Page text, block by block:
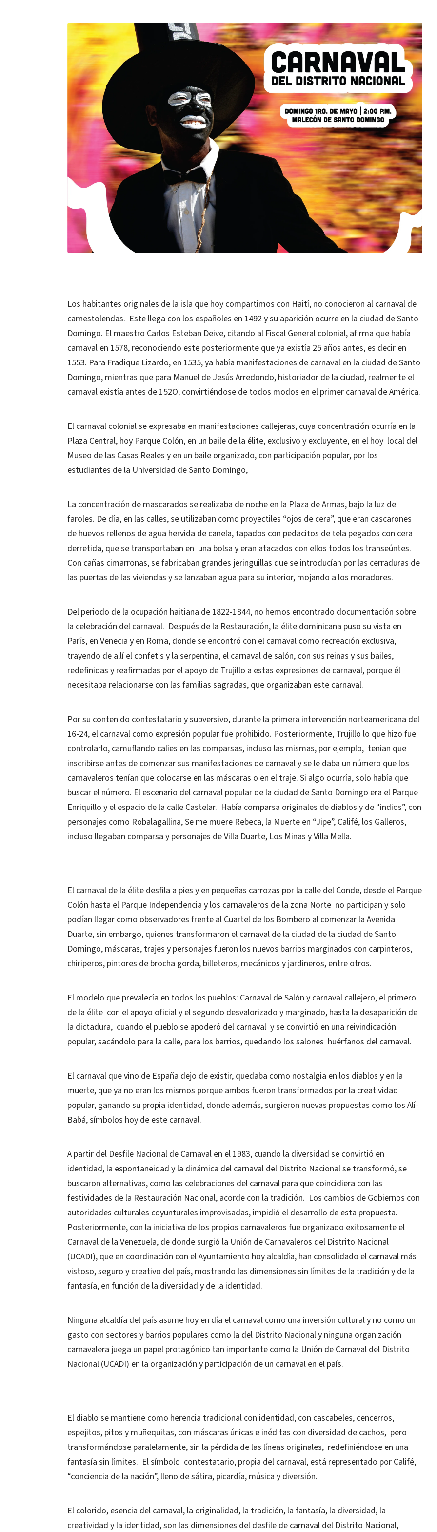
Los habitantes originales de la isla que hoy compartimos con Haití, no conocieron al carnaval de
carnestolendas. Este llega con los españoles en 1492 y su aparición ocurre en la ciudad de Santo
Domingo. El maestro Carlos Esteban Deive, citando al Fiscal General colonial, afirma que había
carnaval en 1578, reconociendo este posteriormente que ya existía 25 años antes, es decir en
1553. Para Fradique Lizardo, en 1535, ya había manifestaciones de carnaval en la ciudad de Santo
Domingo, mientras que para Manuel de Jesús Arredondo, historiador de la ciudad, realmente el
carnaval existía antes de 152O, convirtiéndose de todos modos en el primer carnaval de América.
El carnaval colonial se expresaba en manifestaciones callejeras, cuya concentración ocurría en la
Plaza Central, hoy Parque Colón, en un baile de la élite, exclusivo y excluyente, en el hoy local del
Museo de las Casas Reales y en un baile organizado, con participación popular, por los
estudiantes de la Universidad de Santo Domingo,
La concentración de mascarados se realizaba de noche en la Plaza de Armas, bajo la luz de
faroles. De día, en las calles, se utilizaban como proyectiles “ojos de cera”, que eran cascarones
de huevos rellenos de agua hervida de canela, tapados con pedacitos de tela pegados con cera
derretida, que se transportaban en una bolsa y eran atacados con ellos todos los transeúntes.
Con cañas cimarronas, se fabricaban grandes jeringuillas que se introducían por las cerraduras de
las puertas de las viviendas y se lanzaban agua para su interior, mojando a los moradores.
Del periodo de la ocupación haitiana de 1822-1844, no hemos encontrado documentación sobre
la celebración del carnaval. Después de la Restauración, la élite dominicana puso su vista en
París, en Venecia y en Roma, donde se encontró con el carnaval como recreación exclusiva,
trayendo de allí el confetis y la serpentina, el carnaval de salón, con sus reinas y sus bailes,
redefinidas y reafirmadas por el apoyo de Trujillo a estas expresiones de carnaval, porque él
necesitaba relacionarse con las familias sagradas, que organizaban este carnaval.
Por su contenido contestatario y subversivo, durante la primera intervención norteamericana del
16-24, el carnaval como expresión popular fue prohibido. Posteriormente, Trujillo lo que hizo fue
controlarlo, camuflando calíes en las comparsas, incluso las mismas, por ejemplo, tenían que
inscribirse antes de comenzar sus manifestaciones de carnaval y se le daba un número que los
carnavaleros tenían que colocarse en las máscaras o en el traje. Si algo ocurría, solo había que
buscar el número. El escenario del carnaval popular de la ciudad de Santo Domingo era el Parque
Enriquillo y el espacio de la calle Castelar. Había comparsa originales de diablos y de “indios”, con
personajes como Robalagallina, Se me muere Rebeca, la Muerte en “Jipe”, Califé, los Galleros,
incluso llegaban comparsa y personajes de Villa Duarte, Los Minas y Villa Mella.
El carnaval de la élite desfila a pies y en pequeñas carrozas por la calle del Conde, desde el Parque
Colón hasta el Parque Independencia y los carnavaleros de la zona Norte no participan y solo
podían llegar como observadores frente al Cuartel de los Bombero al comenzar la Avenida
Duarte, sin embargo, quienes transformaron el carnaval de la ciudad de la ciudad de Santo
Domingo, máscaras, trajes y personajes fueron los nuevos barrios marginados con carpinteros,
chiriperos, pintores de brocha gorda, billeteros, mecánicos y jardineros, entre otros.
El modelo que prevalecía en todos los pueblos: Carnaval de Salón y carnaval callejero, el primero
de la élite con el apoyo oficial y el segundo desvalorizado y marginado, hasta la desaparición de
la dictadura, cuando el pueblo se apoderó del carnaval y se convirtió en una reivindicación
popular, sacándolo para la calle, para los barrios, quedando los salones huérfanos del carnaval.
El carnaval que vino de España dejo de existir, quedaba como nostalgia en los diablos y en la
muerte, que ya no eran los mismos porque ambos fueron transformados por la creatividad
popular, ganando su propia identidad, donde además, surgieron nuevas propuestas como los Alí-
Babá, símbolos hoy de este carnaval.
A partir del Desfile Nacional de Carnaval en el 1983, cuando la diversidad se convirtió en
identidad, la espontaneidad y la dinámica del carnaval del Distrito Nacional se transformó, se
buscaron alternativas, como las celebraciones del carnaval para que coincidiera con las
festividades de la Restauración Nacional, acorde con la tradición. Los cambios de Gobiernos con
autoridades culturales coyunturales improvisadas, impidió el desarrollo de esta propuesta.
Posteriormente, con la iniciativa de los propios carnavaleros fue organizado exitosamente el
Carnaval de la Venezuela, de donde surgió la Unión de Carnavaleros del Distrito Nacional
(UCADI), que en coordinación con el Ayuntamiento hoy alcaldía, han consolidado el carnaval más
vistoso, seguro y creativo del país, mostrando las dimensiones sin límites de la tradición y de la
fantasía, en función de la diversidad y de la identidad.
Ninguna alcaldía del país asume hoy en día el carnaval como una inversión cultural y no como un
gasto con sectores y barrios populares como la del Distrito Nacional y ninguna organización
carnavalera juega un papel protagónico tan importante como la Unión de Carnaval del Distrito
Nacional (UCADI) en la organización y participación de un carnaval en el país.
El diablo se mantiene como herencia tradicional con identidad, con cascabeles, cencerros,
espejitos, pitos y muñequitas, con máscaras únicas e inéditas con diversidad de cachos, pero
transformándose paralelamente, sin la pérdida de las líneas originales, redefiniéndose en una
fantasía sin límites. El símbolo contestatario, propia del carnaval, está representado por Califé,
“conciencia de la nación”, lleno de sátira, picardía, música y diversión.
El colorido, esencia del carnaval, la originalidad, la tradición, la fantasía, la diversidad, la
creatividad y la identidad, son las dimensiones del desfile de carnaval del Distrito Nacional,